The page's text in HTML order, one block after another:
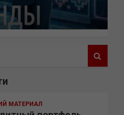
МАТЕРИАЛ